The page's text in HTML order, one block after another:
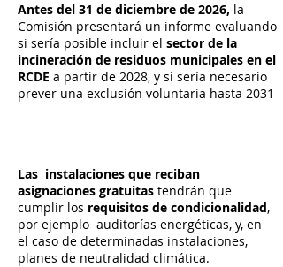
Antes del 31 de diciembre de 2026, la
Comisión presentará un informe evaluando
si sería posible incluir el sector de la
incineración de residuos municipales en el
RCDE a partir de 2028, y si sería necesario
prever una exclusión voluntaria hasta 2031
Las instalaciones que reciban
asignaciones gratuitas tendrán que
cumplir los requisitos de condicionalidad,
por ejemplo auditorías energéticas, y, en
el caso de determinadas instalaciones,
planes de neutralidad climática.